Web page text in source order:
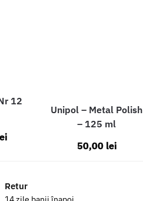
12
Unipol – Metal Polish
– 125 ml
50,00 lei
Retur